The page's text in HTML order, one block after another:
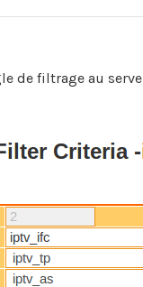
de filtrage au